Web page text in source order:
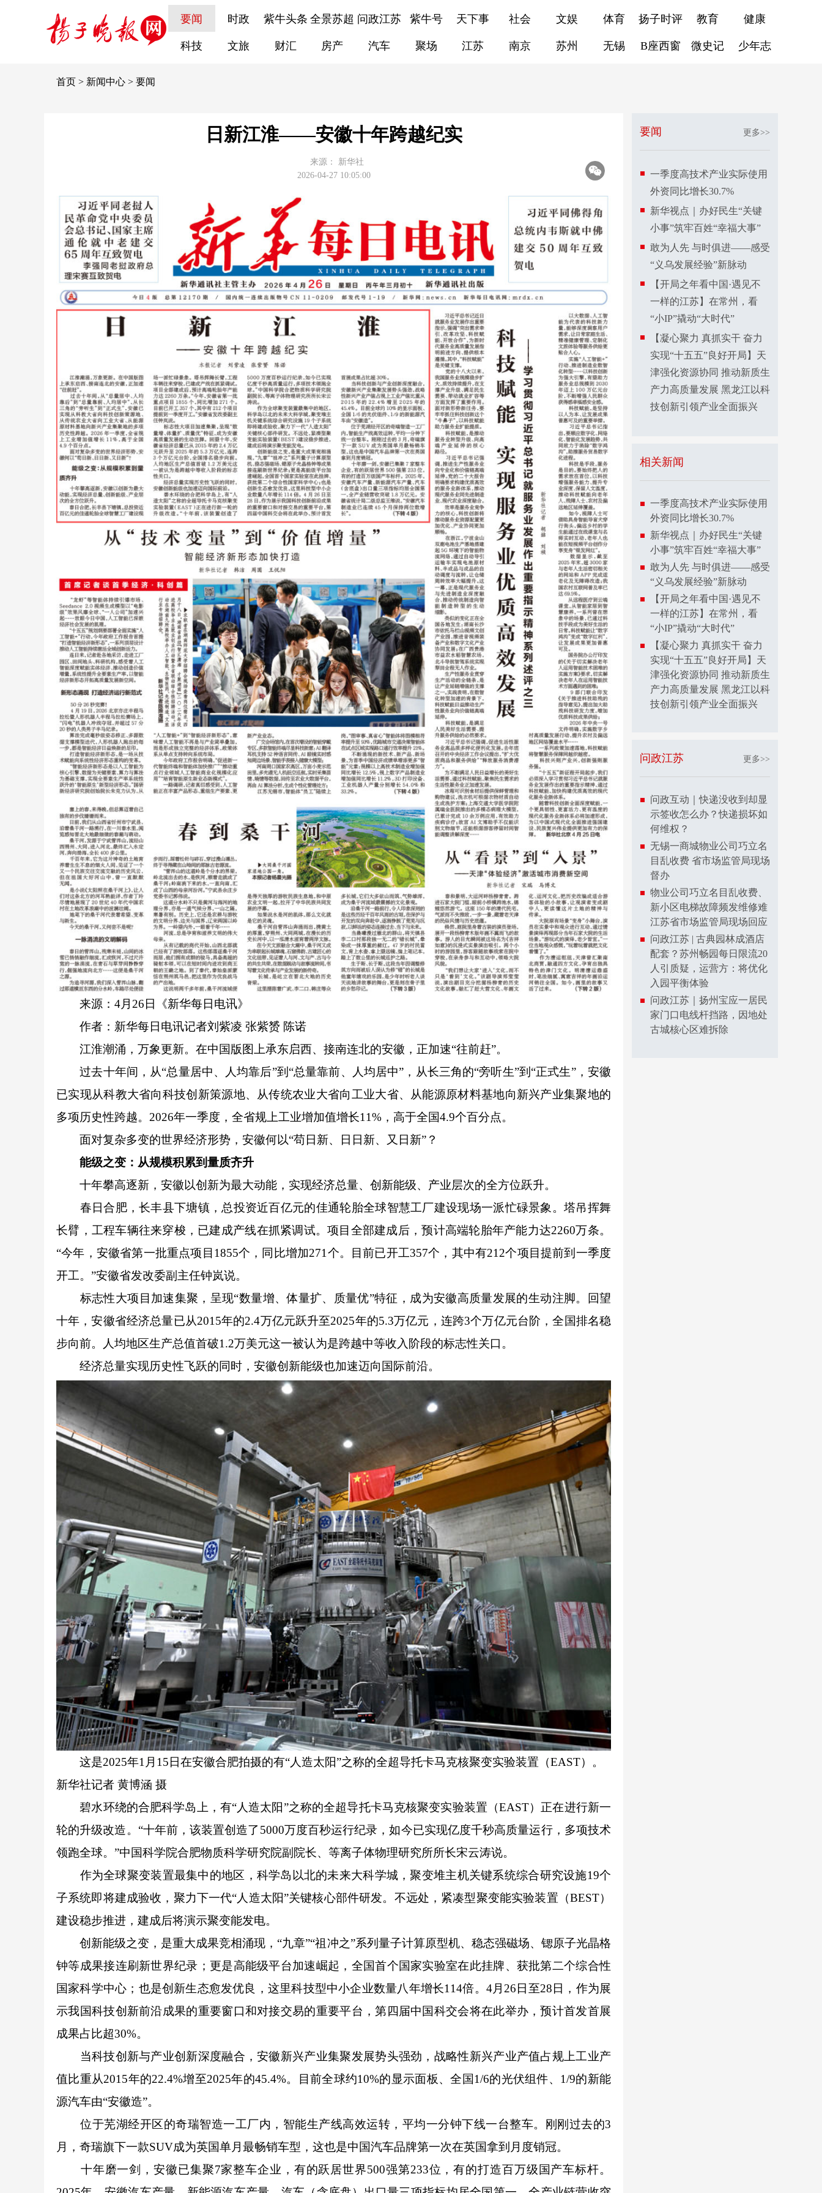
要闻 时政 紫牛头条 全景苏超 问政江苏 紫牛号 天下事 社会 文娱 体育 扬子时评 教育 健康
科技 文旅 财汇 房产 汽车 聚场 江苏 南京 苏州 无锡 B座西窗 微史记 少年志
首页 > 新闻中心 > 要闻
日新江淮——安徽十年跨越纪实
来源：
新华社
2026-04-27 10:05:00
来源：4月26日《新华每日电讯》
作者：新华每日电讯记者刘紫凌 张紫赟 陈诺
江淮潮涌，万象更新。在中国版图上承东启西、接南连北的安徽，正加速“往前赶”。
过去十年间，从“总量居中、人均靠后”到“总量靠前、人均居中”，从长三角的“旁听生”到“正式生”，安徽
已实现从科教大省向科技创新策源地、从传统农业大省向工业大省、从能源原材料基地向新兴产业集聚地的
多项历史性跨越。2026年一季度，全省规上工业增加值增长11%，高于全国4.9个百分点。
面对复杂多变的世界经济形势，安徽何以“苟日新、日日新、又日新”？
能级之变：从规模积累到量质齐升
十年攀高逐新，安徽以创新为最大动能，实现经济总量、创新能级、产业层次的全方位跃升。
春日合肥，长丰县下塘镇，总投资近百亿元的佳通轮胎全球智慧工厂建设现场一派忙碌景象。塔吊挥舞
长臂，工程车辆往来穿梭，已建成产线在抓紧调试。项目全部建成后，预计高端轮胎年产能力达2260万条。
“今年，安徽省第一批重点项目1855个，同比增加271个。目前已开工357个，其中有212个项目提前到一季度
开工。”安徽省发改委副主任钟岚说。
标志性大项目加速集聚，呈现“数量增、体量扩、质量优”特征，成为安徽高质量发展的生动注脚。回望
十年，安徽省经济总量已从2015年的2.4万亿元跃升至2025年的5.3万亿元，连跨3个万亿元台阶，全国排名稳
步向前。人均地区生产总值首破1.2万美元这一被认为是跨越中等收入阶段的标志性关口。
经济总量实现历史性飞跃的同时，安徽创新能级也加速迈向国际前沿。
这是2025年1月15日在安徽合肥拍摄的有“人造太阳”之称的全超导托卡马克核聚变实验装置（EAST）。
新华社记者 黄博涵 摄
碧水环绕的合肥科学岛上，有“人造太阳”之称的全超导托卡马克核聚变实验装置（EAST）正在进行新一
轮的升级改造。“十年前，该装置创造了5000万度百秒运行纪录，如今已实现亿度千秒高质量运行，多项技术
领跑全球。”中国科学院合肥物质科学研究院副院长、等离子体物理研究所所长宋云涛说。
作为全球聚变装置最集中的地区，科学岛以北的未来大科学城，聚变堆主机关键系统综合研究设施19个
子系统即将建成验收，聚力下一代“人造太阳”关键核心部件研发。不远处，紧凑型聚变能实验装置（BEST）
建设稳步推进，建成后将演示聚变能发电。
创新能级之变，是重大成果竞相涌现，“九章”“祖冲之”系列量子计算原型机、稳态强磁场、锶原子光晶格
钟等成果接连刷新世界纪录；更是高能级平台加速崛起，全国首个国家实验室在此挂牌、获批第二个综合性
国家科学中心；也是创新生态愈发优良，这里科技型中小企业数量八年增长114倍。4月26日至28日，作为展
示我国科技创新前沿成果的重要窗口和对接交易的重要平台，第四届中国科交会将在此举办，预计首发首展
成果占比超30%。
当科技创新与产业创新深度融合，安徽新兴产业集聚发展势头强劲，战略性新兴产业产值占规上工业产
值比重从2015年的22.4%增至2025年的45.4%。目前全球约10%的显示面板、全国1/6的光伏组件、1/9的新能
源汽车由“安徽造”。
位于芜湖经开区的奇瑞智造一工厂内，智能生产线高效运转，平均一分钟下线一台整车。刚刚过去的3
月，奇瑞旗下一款SUV成为英国单月最畅销车型，这也是中国汽车品牌第一次在英国拿到月度销冠。
十年磨一剑，安徽已集聚7家整车企业，有的跃居世界500强第233位，有的打造百万级国产车标杆。
要闻 更多>>
一季度高技术产业实际使用
外资同比增长30.7%
新华视点｜办好民生“关键
小事”筑牢百姓“幸福大事”
敢为人先 与时俱进——感受
“义乌发展经验”新脉动
【开局之年看中国·遇见不
一样的江苏】在常州，看
“小IP”撬动“大时代”
【凝心聚力 真抓实干 奋力
实现“十五五”良好开局】天
津强化资源协同 推动新质生
产力高质量发展 黑龙江以科
技创新引领产业全面振兴
相关新闻
一季度高技术产业实际使用
外资同比增长30.7%
新华视点｜办好民生“关键
小事”筑牢百姓“幸福大事”
敢为人先 与时俱进——感受
“义乌发展经验”新脉动
【开局之年看中国·遇见不
一样的江苏】在常州，看
“小IP”撬动“大时代”
【凝心聚力 真抓实干 奋力
实现“十五五”良好开局】天
津强化资源协同 推动新质生
产力高质量发展 黑龙江以科
技创新引领产业全面振兴
问政江苏 更多>>
问政互动｜快递没收到却显
示签收怎么办？快递损坏如
何维权？
无锡一商城物业公司巧立名
目乱收费 省市场监管局现场
督办
物业公司巧立名目乱收费、
新小区电梯故障频发维修难
江苏省市场监管局现场回应
问政江苏 | 古典园林成酒店
配套？苏州畅园每日限流20
人引质疑，运营方：将优化
入园平衡体验
问政江苏｜扬州宝应一居民
家门口电线杆挡路，因地处
古城核心区难拆除